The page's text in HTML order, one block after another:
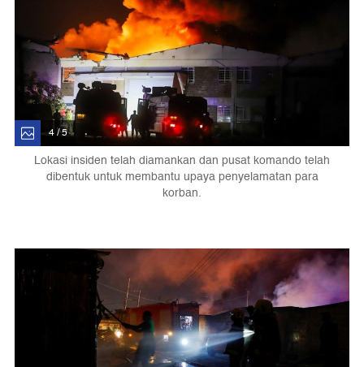
4 / 5
Lokasi insiden telah diamankan dan pusat komando telah
dibentuk untuk membantu upaya penyelamatan para
korban.